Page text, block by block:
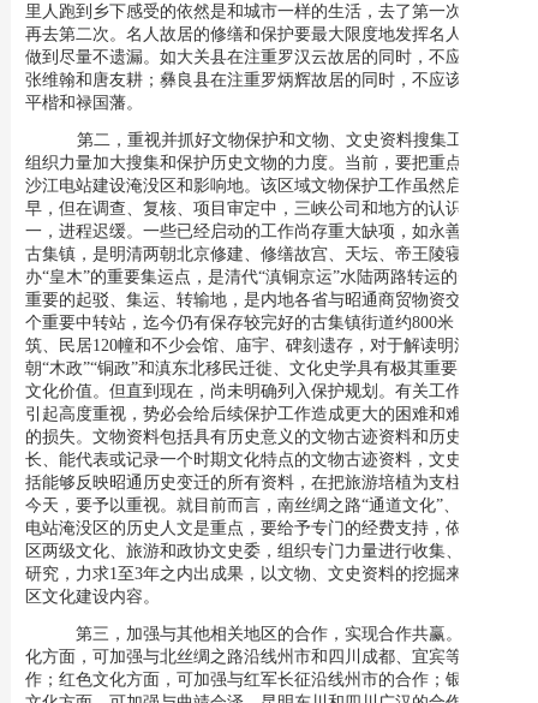
里人跑到乡下感受的依然是和城市一样的生活，去了第一次就不会
再去第二次。名人故居的修缮和保护要最大限度地发挥名人效应，
做到 尽量不遗漏。如大关县在注重罗汉云故居的同时，不应该忘记
张维翰和唐友耕；彝良县在注重罗炳辉故居的同时，不应该忘记
平楷和禄国藩。
第二， 重视并抓好文物保护和文物、文史资料搜集工作。
组织力量加大搜集和保护历史文物的力度。当前，要把重点放在金
沙江电站建设淹没区和影响地。该区域文物保护工作虽然启动较
早，但在调查、复核、项目审定中，三峡公司和地方的认识不尽统
一，进程迟缓。一些已经启动的工作尚存重大缺项，如永善县黄坪
古集镇，是明清两朝北京修建、修缮故宫、天坛、帝王陵寝采
办“皇木”的重要集运点，是清代“滇铜京运”水陆两路转运的一处极
重要的起驳、集运、转输地，是内地各省与昭通商贸物资交流的一
个重要中转站，迄今仍有保存较完好的古集镇街道约800米，古建
筑、民居120幢和不少会馆、庙宇、碑刻遗存，对于解读明清两
朝“木政”“铜政”和滇东北移民迁徙、文化史学具有极其重要的历史
文化价值。但直到现在，尚未明确列入保护规划。有关工作如再不
引起高度重视，势必会给后续保护工作造成更大的困难和难以弥补
的损失。文物资料包括具有历史意义的文物古迹资料和历史相对较
长、能代表或记录一个时期文化特点的文物古迹资料，文史资料包
括能够反映昭通历史变迁的所有资料，在把旅游培植为支柱产业的
今天，要予以重视。就目前而言，南丝绸之路“通道文化”、金沙江
电站淹没区的历史人文是重点，要给予专门的经费支持，依靠市县
区两级文化、旅游和政协文史委，组织专门力量进行收集、整理和
研究，力求1至3年之内出成果，以文物、文史资料的挖掘来丰富景
区文化建设内容。
第三，加强与其他相关地区的合作，实现合作共赢。
化方面，可加强与北丝绸之路沿线州市和四川成都、宜宾等地的合
作；红色文化方面，可加强与红军长征沿线州市的合作；银铜冶炼